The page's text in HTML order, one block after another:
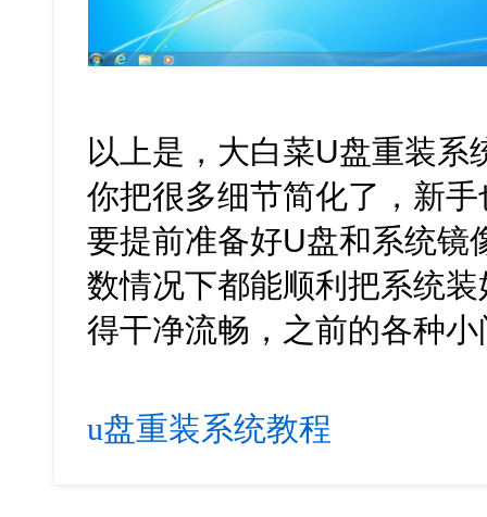
以上是，大白菜U盘重装
你把很多细节简化了，新
要提前准备好U盘和系统镜
数情况下都能顺利把系统
得干净流畅，之前的各种
u盘重装系统教程